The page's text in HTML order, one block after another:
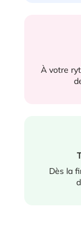
À votre
Dès la